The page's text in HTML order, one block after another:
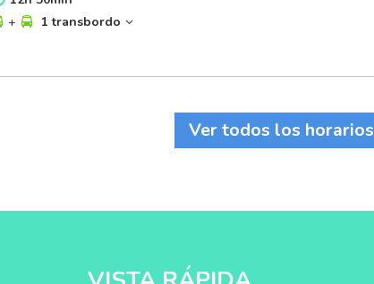
+
1 transbordo
Ver todos los horarios